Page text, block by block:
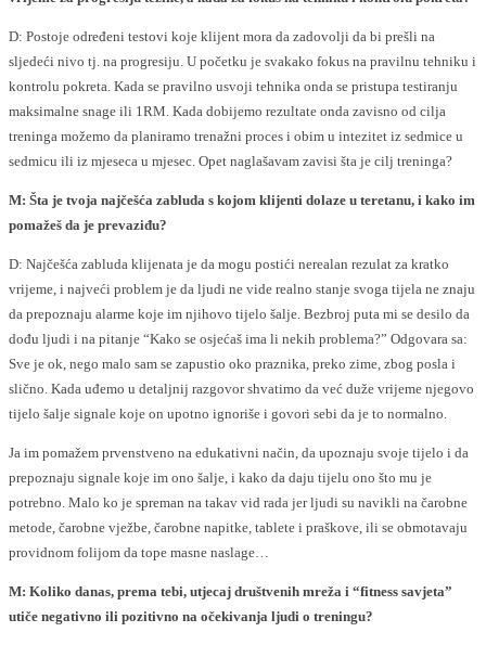
D: Postoje određeni testovi koje klijent mora da zadovolji da bi prešli na
sljedeći nivo tj. na progresiju. U početku je svakako fokus na pravilnu tehniku i
kontrolu pokreta. Kada se pravilno usvoji tehnika onda se pristupa testiranju
maksimalne snage ili 1RM. Kada dobijemo rezultate onda zavisno od cilja
treninga možemo da planiramo trenažni proces i obim u intezitet iz sedmice u
sedmicu ili iz mjeseca u mjesec. Opet naglašavam zavisi šta je cilj treninga?
M: Šta je tvoja najčešća zabluda s kojom klijenti dolaze u teretanu, i kako im
pomažeš da je prevaziđu?
D: Najčešća zabluda klijenata je da mogu postići nerealan rezulat za kratko
vrijeme, i najveći problem je da ljudi ne vide realno stanje svoga tijela ne znaju
da prepoznaju alarme koje im njihovo tijelo šalje. Bezbroj puta mi se desilo da
dođu ljudi i na pitanje “Kako se osjećaš ima li nekih problema?” Odgovara sa:
Sve je ok, nego malo sam se zapustio oko praznika, preko zime, zbog posla i
slično. Kada uđemo u detaljnij razgovor shvatimo da već duže vrijeme njegovo
tijelo šalje signale koje on upotno ignoriše i govori sebi da je to normalno.
Ja im pomažem prvenstveno na edukativni način, da upoznaju svoje tijelo i da
prepoznaju signale koje im ono šalje, i kako da daju tijelu ono što mu je
potrebno. Malo ko je spreman na takav vid rada jer ljudi su navikli na čarobne
metode, čarobne vježbe, čarobne napitke, tablete i praškove, ili se obmotavaju
providnom folijom da tope masne naslage…
M: Koliko danas, prema tebi, utjecaj društvenih mreža i “fitness savjeta”
utiče negativno ili pozitivno na očekivanja ljudi o treningu?